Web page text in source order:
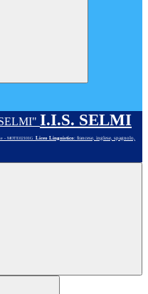
I.I.S. SELMI
- MOTE02101G Liceo Linguistico: francese, inglese, spagnolo,